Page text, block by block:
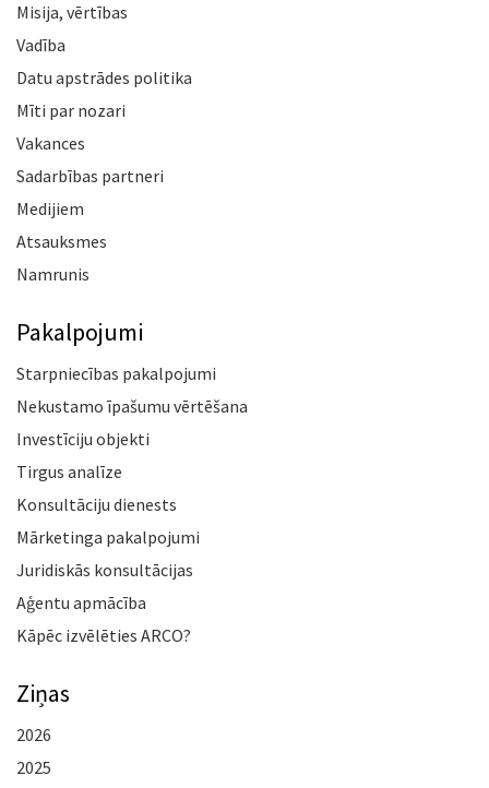
Misija, vērtības
Vadība
Datu apstrādes politika
Mīti par nozari
Vakances
Sadarbības partneri
Medijiem
Atsauksmes
Namrunis
Pakalpojumi
Starpniecības pakalpojumi
Nekustamo īpašumu vērtēšana
Investīciju objekti
Tirgus analīze
Konsultāciju dienests
Mārketinga pakalpojumi
Juridiskās konsultācijas
Aģentu apmācība
Kāpēc izvēlēties ARCO?
Ziņas
2026
2025